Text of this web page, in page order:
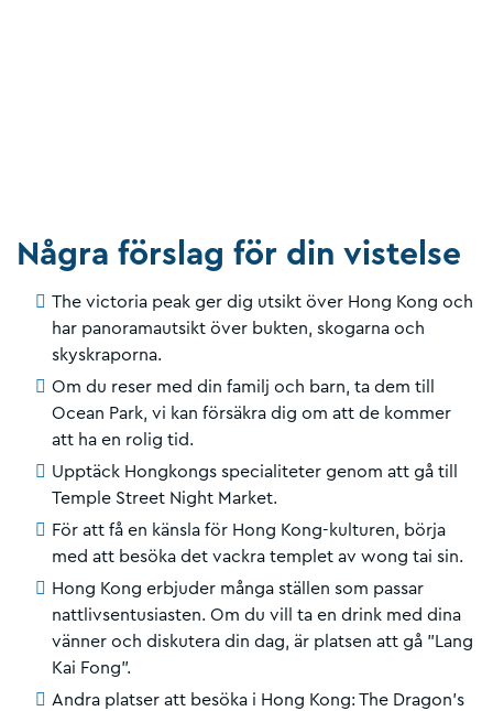
Några förslag för din vistelse
The victoria peak ger dig utsikt över Hong Kong och
har panoramautsikt över bukten, skogarna och
skyskraporna.
Om du reser med din familj och barn, ta dem till
Ocean Park, vi kan försäkra dig om att de kommer
att ha en rolig tid.
Upptäck Hongkongs specialiteter genom att gå till
Temple Street Night Market.
För att få en känsla för Hong Kong-kulturen, börja
med att besöka det vackra templet av wong tai sin.
Hong Kong erbjuder många ställen som passar
nattlivsentusiasten. Om du vill ta en drink med dina
vänner och diskutera din dag, är platsen att gå "Lang
Kai Fong".
Andra platser att besöka i Hong Kong: The Dragon's